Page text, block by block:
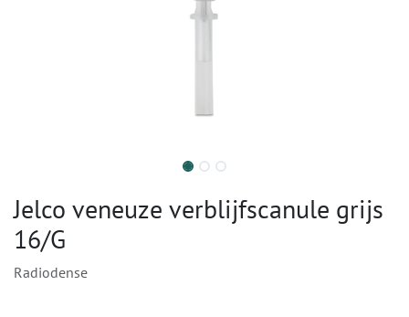
Jelco veneuze verblijfscanule grijs
16/G
Radiodense